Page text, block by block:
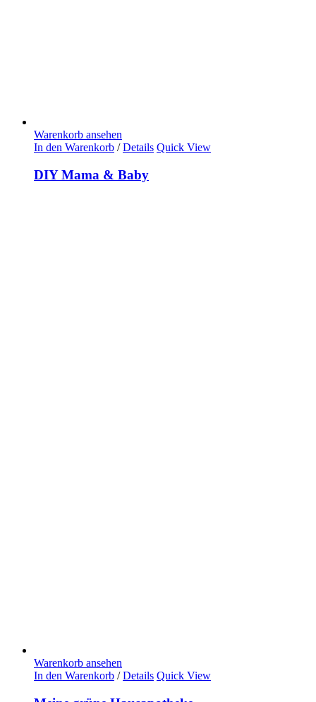
Warenkorb ansehen
In den Warenkorb / Details Quick View
DIY Mama & Baby
Warenkorb ansehen
In den Warenkorb / Details Quick View